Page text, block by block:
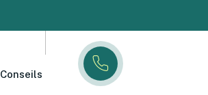
Conseils